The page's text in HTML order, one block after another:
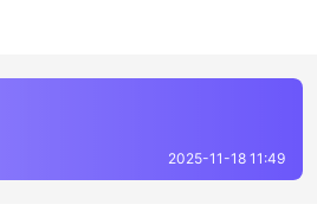
2025-11-18 11:49